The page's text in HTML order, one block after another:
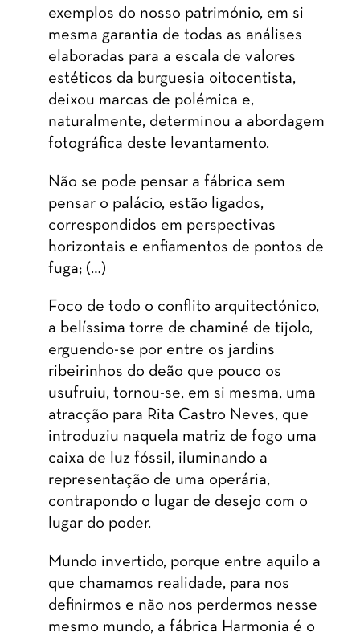
exemplos do nosso património, em si
mesma garantia de todas as análises
elaboradas para a escala de valores
estéticos da burguesia oitocentista,
deixou marcas de polémica e,
naturalmente, determinou a abordagem
fotográfica deste levantamento.
Não se pode pensar a fábrica sem
pensar o palácio, estão ligados,
correspondidos em perspectivas
horizontais e enfiamentos de pontos de
fuga; (…)
Foco de todo o conflito arquitectónico,
a belíssima torre de chaminé de tijolo,
erguendo-se por entre os jardins
ribeirinhos do deão que pouco os
usufruiu, tornou-se, em si mesma, uma
atracção para Rita Castro Neves, que
introduziu naquela matriz de fogo uma
caixa de luz fóssil, iluminando a
representação de uma operária,
contrapondo o lugar de desejo com o
lugar do poder.
Mundo invertido, porque entre aquilo a
que chamamos realidade, para nos
definirmos e não nos perdermos nesse
mesmo mundo, a fábrica Harmonia é o